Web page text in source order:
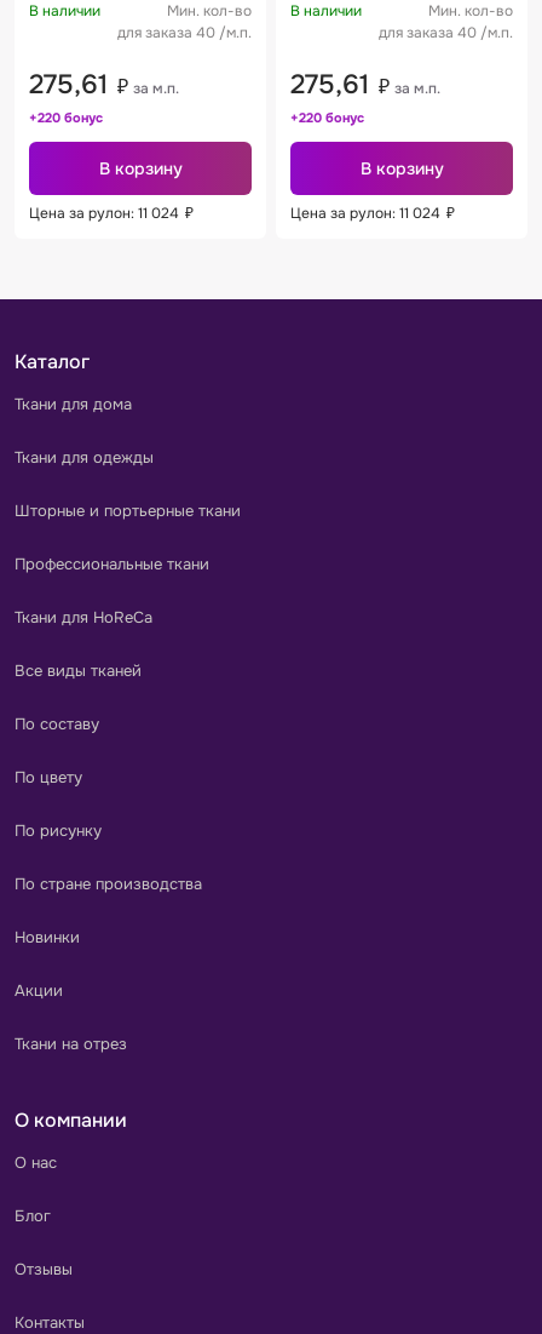
В наличии
Мин. кол-во
для заказа 40 /м.п.
275,61 ₽ за м.п.
+220 бонус
В корзину
Цена за рулон: 11 024 ₽
В наличии
Мин. кол-во
для заказа 40 /м.п.
275,61 ₽ за м.п.
+220 бонус
В корзину
Цена за рулон: 11 024 ₽
Каталог
Ткани для дома
Ткани для одежды
Шторные и портьерные ткани
Профессиональные ткани
Ткани для HoReCa
Все виды тканей
По составу
По цвету
По рисунку
По стране производства
Новинки
Акции
Ткани на отрез
О компании
О нас
Блог
Отзывы
Контакты